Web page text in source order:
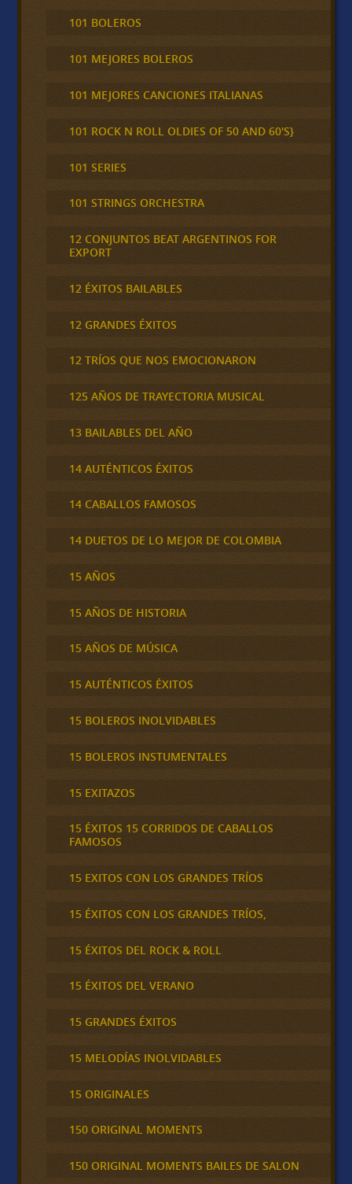
101 BOLEROS
101 MEJORES BOLEROS
101 MEJORES CANCIONES ITALIANAS
101 ROCK N ROLL OLDIES OF 50 AND 60'S}
101 SERIES
101 STRINGS ORCHESTRA
12 CONJUNTOS BEAT ARGENTINOS FOR
EXPORT
12 ÉXITOS BAILABLES
12 GRANDES ÉXITOS
12 TRÍOS QUE NOS EMOCIONARON
125 AÑOS DE TRAYECTORIA MUSICAL
13 BAILABLES DEL AÑO
14 AUTÉNTICOS ÉXITOS
14 CABALLOS FAMOSOS
14 DUETOS DE LO MEJOR DE COLOMBIA
15 AÑOS
15 AÑOS DE HISTORIA
15 AÑOS DE MÚSICA
15 AUTÉNTICOS ÉXITOS
15 BOLEROS INOLVIDABLES
15 BOLEROS INSTUMENTALES
15 EXITAZOS
15 ÉXITOS 15 CORRIDOS DE CABALLOS
FAMOSOS
15 EXITOS CON LOS GRANDES TRÍOS
15 ÉXITOS CON LOS GRANDES TRÍOS,
15 ÉXITOS DEL ROCK & ROLL
15 ÉXITOS DEL VERANO
15 GRANDES ÉXITOS
15 MELODÍAS INOLVIDABLES
15 ORIGINALES
150 ORIGINAL MOMENTS
150 ORIGINAL MOMENTS BAILES DE SALON